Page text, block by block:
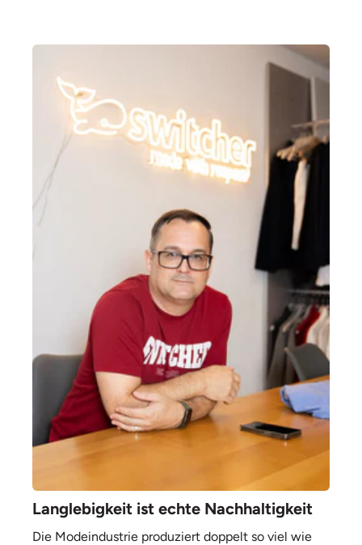
Langlebigkeit ist echte Nachhaltigkeit
Die Modeindustrie produziert doppelt so viel wie